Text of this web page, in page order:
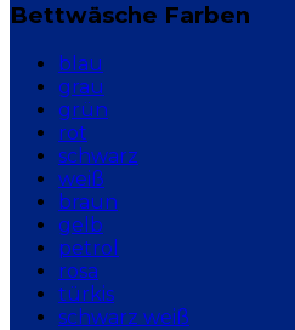
Bettwäsche Farben
blau
grau
grün
rot
schwarz
weiß
braun
gelb
petrol
rosa
türkis
schwarz weiß